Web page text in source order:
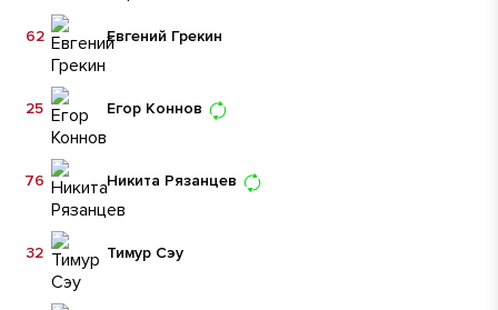
Евгений Грекин
62
Егор Коннов
25
Никита Рязанцев
76
Тимур Сэу
32